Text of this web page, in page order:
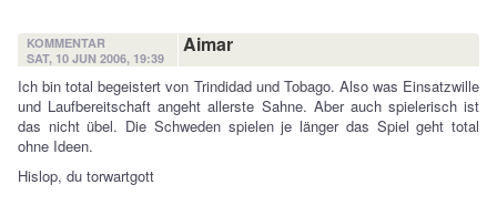
KOMMENTAR
SAT, 10 JUN 2006, 19:39
Aimar
Ich bin total begeistert von Trindidad und Tobago. Also was Einsatzwille
und Laufbereitschaft angeht allerste Sahne. Aber auch spielerisch ist
das nicht übel. Die Schweden spielen je länger das Spiel geht total
ohne Ideen.
Hislop, du torwartgott